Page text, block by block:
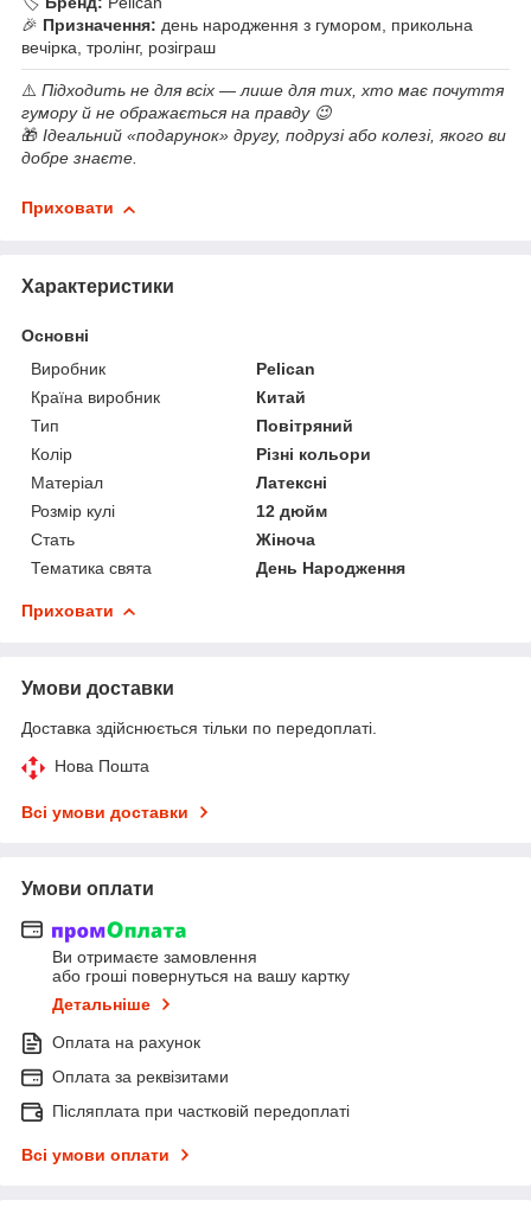
🎉 Призначення: день народження з гумором, прикольна
вечірка, тролінг, розіграш
⚠️ Підходить не для всіх — лише для тих, хто має почуття
гумору й не ображається на правду 😉
🎁 Ідеальний «подарунок» другу, подрузі або колезі, якого ви
добре знаєте.
Приховати
Характеристики
Основні
Виробник
Pelican
Країна виробник
Китай
Тип
Повітряний
Колір
Різні кольори
Матеріал
Латексні
Розмір кулі
12 дюйм
Стать
Жіноча
Тематика свята
День Народження
Приховати
Умови доставки
Доставка здійснюється тільки по передоплаті.
Нова Пошта
Всі умови доставки
Умови оплати
Ви отримаєте замовлення
або гроші повернуться на вашу картку
Детальніше
Оплата на рахунок
Оплата за реквізитами
Післяплата при частковій передоплаті
Всі умови оплати